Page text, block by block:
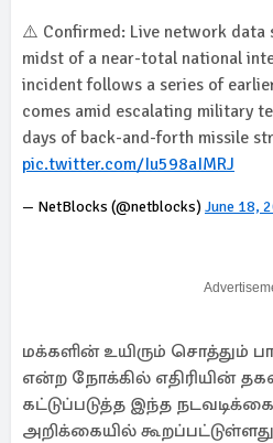
⚠️ Confirmed: Live network data
midst of a near-total national
incident follows a series of
comes amid escalating military
days of back-and-forth missile
pic.twitter.com/Iu598aIMRJ
— NetBlocks (@netblocks) June 18,
மக்களின் உயிரும் சொத்தும்
என்ற நோக்கில் எதிரியின்
கட்டுப்படுத்த இந்த
அறிக்கையில்